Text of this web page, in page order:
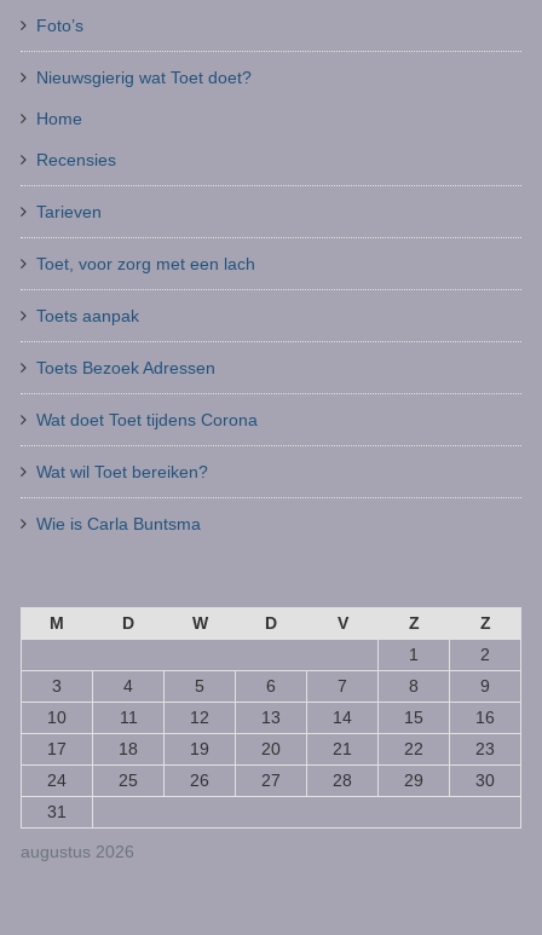
Foto’s
Nieuwsgierig wat Toet doet?
Home
Recensies
Tarieven
Toet, voor zorg met een lach
Toets aanpak
Toets Bezoek Adressen
Wat doet Toet tijdens Corona
Wat wil Toet bereiken?
Wie is Carla Buntsma
augustus 2026
M D W D V Z
Z
1
2
3
4 5 6 7 8
9
10
11 12 13 14 15
16
17
18 19 20 21 22
23
24
25 26 27 28 29
30
31